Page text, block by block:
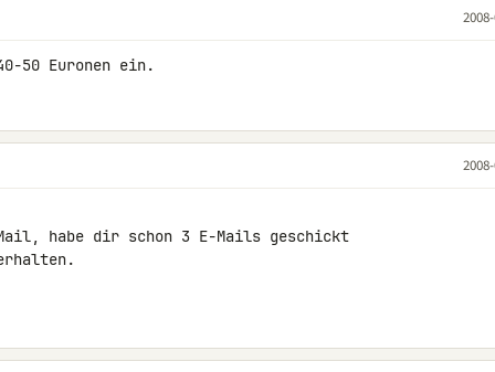
50 Euronen ein.
habe dir schon 3 E-Mails geschickt